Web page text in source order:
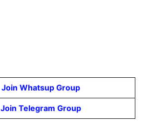
Join Whatsup Group
Join Telegram Group